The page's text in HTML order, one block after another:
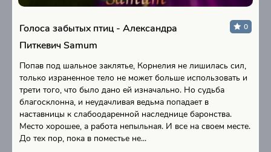
Голоса забытых птиц - Александра
Питкевич Samum
0
Попав под шальное заклятье, Корнелия не лишилась сил,
только израненное тело не может больше использовать и
трети того, что было дано ей изначально. Но судьба
благосклонна, и неудачливая ведьма попадает в
наставницы к слабоодаренной наследнице баронства.
Место хорошее, а работа непыльная. И все на своем месте.
До тех пор, пока в поместье не...